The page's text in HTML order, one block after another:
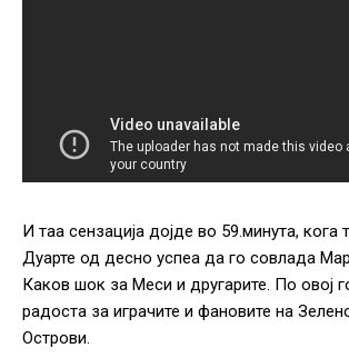
И таа сензација дојде во 59.минута, кога
Дуарте од десно успеа да го совлада
Каков шок за Меси и другарите. По овој
радоста за играчите и фановите на
Острови.